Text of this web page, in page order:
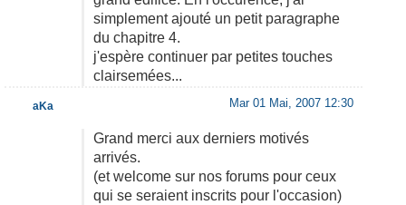
simplement ajouté un petit paragraphe
du chapitre 4.
j'espère continuer par petites touches
clairsemées...
Mar 01 Mai, 2007 12:30
Grand merci aux derniers motivés
arrivés.
(et welcome sur nos forums pour ceux
qui se seraient inscrits pour l'occasion)
aKa